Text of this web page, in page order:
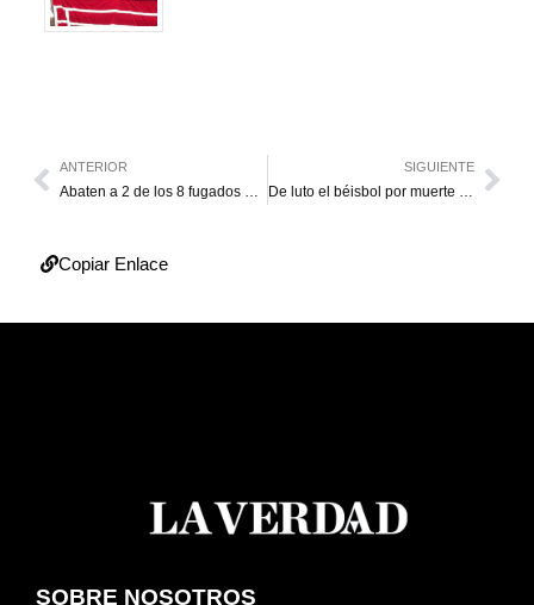
ANTERIOR SIGUIENTE
Copiar Enlace
SOBRE NOSOTROS